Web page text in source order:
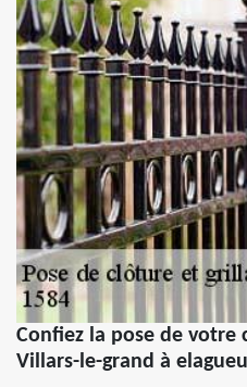
Confiez la pose de votre
Villars-le-grand à